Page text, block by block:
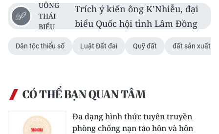
VỀ BÁO NHÂN DÂN
THỜI NAY
NHÂN DÂN HẰNG THÁNG
MUA BÁO
UÔNG
THÁI
BIỂU
Trích ý kiến ông K’Nhiễu, đại
biểu Quốc hội tỉnh Lâm Đồng
Dân tộc thiểu số Luật Đất đai Quỹ đất đất sản xuất
CÓ THỂ BẠN QUAN TÂM
Đa dạng hình thức tuyên truyền
phòng chống nạn tảo hôn và hôn